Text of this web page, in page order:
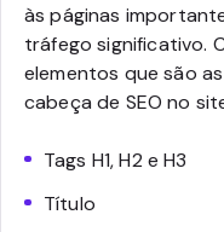
às páginas
tráfego significativo.
elementos que são
cabeça de SEO no
Tags H1, H2 e H3
Título